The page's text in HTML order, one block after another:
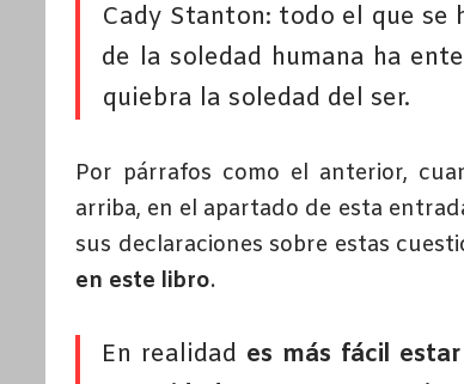
Cady Stanton: todo el que se
de la soledad humana ha
quiebra la soledad del ser.
Por párrafos como el anterior,
arriba, en el apartado de esta
sus declaraciones sobre estas
en este libro.
En realidad es más fácil